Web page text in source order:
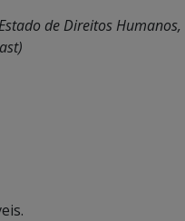
de Direitos Humanos,